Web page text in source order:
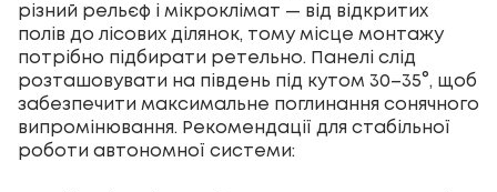
різний рельєф і мікроклімат — від відкритих
полів до лісових ділянок, тому місце монтажу
потрібно підбирати ретельно. Панелі слід
розташовувати на південь під кутом 30–35°, щоб
забезпечити максимальне поглинання сонячного
випромінювання. Рекомендації для стабільної
роботи автономної системи: